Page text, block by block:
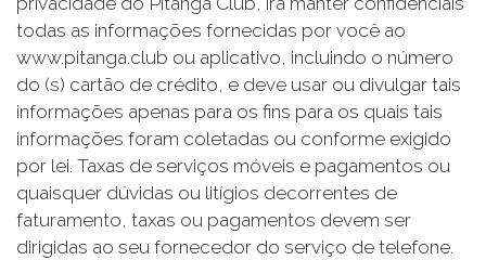
todas as informações fornecidas por você ao
www.pitanga.club ou aplicativo, incluindo o número
do (s) cartão de crédito, e deve usar ou divulgar tais
informações apenas para os fins para os quais tais
informações foram coletadas ou conforme exigido
por lei. Taxas de serviços móveis e pagamentos ou
quaisquer dúvidas ou litígios decorrentes de
faturamento, taxas ou pagamentos devem ser
dirigidas ao seu fornecedor do serviço de telefone.